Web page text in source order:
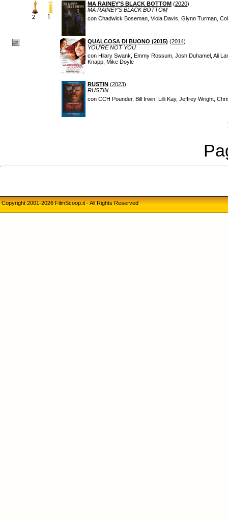
2 1
MA RAINEY'S BLACK BOTTOM (2020)
MA RAINEY'S BLACK BOTTOM
con Chadwick Boseman, Viola Davis, Glynn Turman,
QUALCOSA DI BUONO (2015) (2014)
YOU'RE NOT YOU
con Hilary Swank, Emmy Rossum, Josh Duhamel, Ali
Knapp, Mike Doyle
RUSTIN (2023)
RUSTIN
con CCH Pounder, Bill Irwin, Lilli Kay, Jeffrey Wright,
Copyright 2001-2026 FilmScoop.it - All Rights Reserved